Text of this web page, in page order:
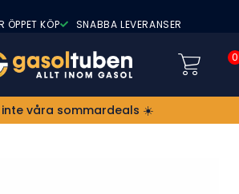
ÖPPET KÖP SNABBA LEVERANSER
0
inte våra sommardeals ☀️